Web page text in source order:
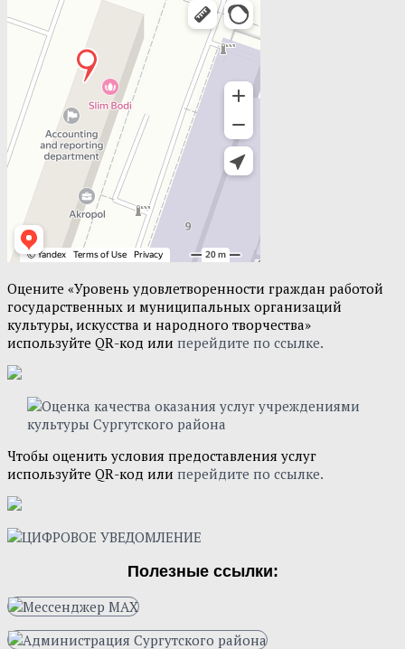
Оцените «Уровень удовлетворенности граждан работой
государственных и муниципальных организаций
культуры, искусства и народного творчества»
используйте QR-код или перейдите по ссылке.
Чтобы оценить условия предоставления услуг
используйте QR-код или перейдите по ссылке.
Полезные ссылки: